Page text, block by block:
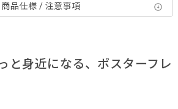
商品仕様 / 注意事項
と身近になる、ポスターフレ